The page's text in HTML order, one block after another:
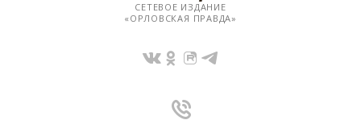
СЕТЕВОЕ ИЗДАНИЕ
«ОРЛОВСКАЯ ПРАВДА»